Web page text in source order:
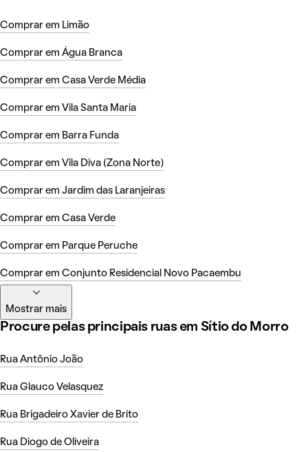
Comprar em Limão
Comprar em Água Branca
Comprar em Casa Verde Média
Comprar em Vila Santa Maria
Comprar em Barra Funda
Comprar em Vila Diva (Zona Norte)
Comprar em Jardim das Laranjeiras
Comprar em Casa Verde
Comprar em Parque Peruche
Comprar em Conjunto Residencial Novo Pacaembu
Mostrar mais
Procure pelas principais ruas em Sítio do Morro
Rua Antônio João
Rua Glauco Velasquez
Rua Brigadeiro Xavier de Brito
Rua Diogo de Oliveira